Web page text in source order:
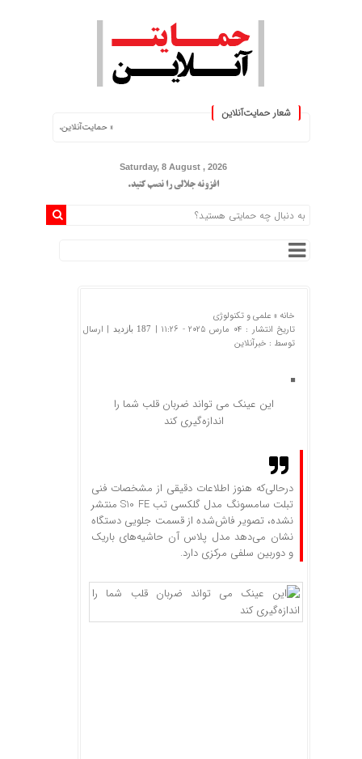
شعار حمایت‌آنلاین
« حمایت‌آنلاین، حامی همه مردم ایران »
Saturday, 8 August , 2026
افزونه جلالی را نصب کنید.
خانه » علمی و تکنولوژی
تاریخ انتشار : 04 مارس 2025 - 11:26 |
187 بازدید
| ارسال
توسط : خبرآنلاین
این عینک می تواند ضربان قلب شما را
اندازه‌گیری کند
درحالی‌که هنوز اطلاعات دقیقی از مشخصات فنی
تبلت سامسونگ مدل گلکسی تب S10 FE منتشر
نشده، تصویر فاش‌شده از قسمت جلویی دستگاه
نشان می‌دهد مدل پلاس آن حاشیه‌های باریک
و دوربین سلفی مرکزی دارد.